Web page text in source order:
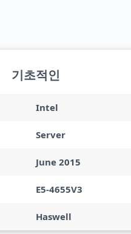
기초적인
Intel
Server
June 2015
E5-4655V3
Haswell